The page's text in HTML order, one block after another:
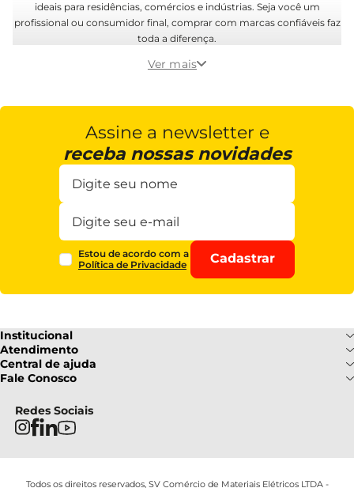
ideais para residências, comércios e indústrias. Seja você um
profissional ou consumidor final, comprar com marcas confiáveis faz
toda a diferença.
Ver mais
Assine a newsletter e
receba nossas novidades
Estou de acordo com a
Política de Privacidade
Cadastrar
Institucional
Sobre Nós
Nossas Lojas
Privacidade e Segurança
Termos e Condições
Atendimento
Formas de pagamento
Regulamentos
Central de ajuda
Fale Conosco
Frete e Entrega
Troca e Devoluções
Fale Conosco
(085) 3214-7900
Segunda a Sexta: 08h as 18h |
Sábado : 08h ás 12h
Redes Sociais
Todos os direitos reservados, SV Comércio de Materiais Elétricos LTDA -